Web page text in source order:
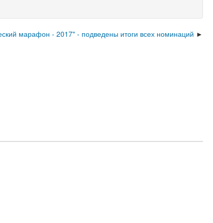
марафон - 2017" - подведены итоги всех номинаций